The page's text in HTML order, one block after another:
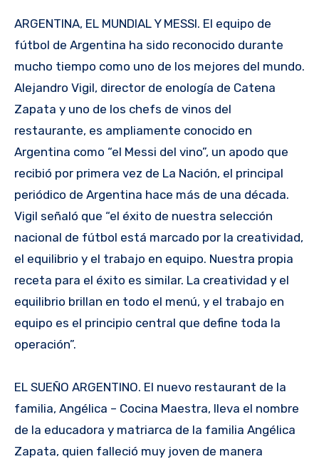
ARGENTINA, EL MUNDIAL Y MESSI. El equipo de
fútbol de Argentina ha sido reconocido durante
mucho tiempo como uno de los mejores del mundo.
Alejandro Vigil, director de enología de Catena
Zapata y uno de los chefs de vinos del
restaurante, es ampliamente conocido en
Argentina como “el Messi del vino”, un apodo que
recibió por primera vez de La Nación, el principal
periódico de Argentina hace más de una década.
Vigil señaló que “el éxito de nuestra selección
nacional de fútbol está marcado por la creatividad,
el equilibrio y el trabajo en equipo. Nuestra propia
receta para el éxito es similar. La creatividad y el
equilibrio brillan en todo el menú, y el trabajo en
equipo es el principio central que define toda la
operación”.
EL SUEÑO ARGENTINO. El nuevo restaurant de la
familia, Angélica – Cocina Maestra, lleva el nombre
de la educadora y matriarca de la familia Angélica
Zapata, quien falleció muy joven de manera